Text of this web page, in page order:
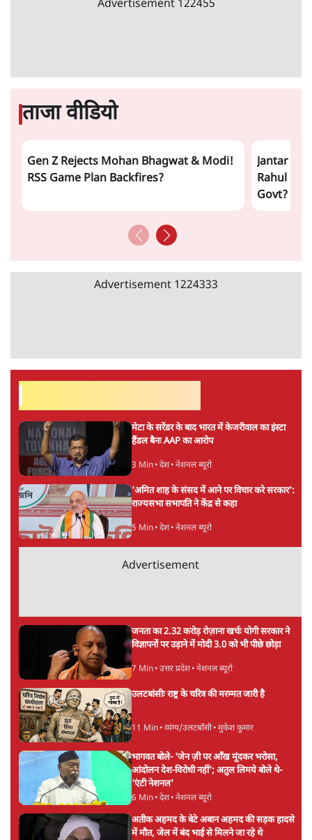
Advertisement 122455
ताजा वीडियो
Gen Z Rejects Mohan Bhagwat & Modi!
RSS Game Plan Backfires?
Jantar
Rahul
Govt?
Advertisement 1224333
मेटा के सरेंडर के बाद भारत में केजरीवाल का इंस्टा
हैंडल बैनः AAP का आरोप
3 Min• देश• नेशनल ब्यूरो
'अमित शाह के संसद में आने पर विचार करे सरकार':
राज्यसभा सभापति ने केंद्र से कहा
5 Min• देश• नेशनल ब्यूरो
Advertisement
जनता का 2.32 करोड़ रोज़ाना खर्चः योगी सरकार ने
विज्ञापनों पर उड़ाने में मोदी 3.0 को भी पीछे छोड़ा
7 Min• उत्तर प्रदेश• नेशनल ब्यूरो
उलटबांसीः राष्ट्र के चरित्र की मरम्मत जारी है
11 Min• व्यंग्य/उलटबाँसी• मुकेश कुमार
भागवत बोले- 'जेन ज़ी पर आँख मूंदकर भरोसा,
आंदोलन देश-विरोधी नहीं'; अतुल लिमये बोले थे-
'एंटी नेशनल'
6 Min• देश• नेशनल ब्यूरो
अतीक अहमद के बेटे अबान अहमद की सड़क हादसे
में मौत, जेल में बंद भाई से मिलने जा रहे थे